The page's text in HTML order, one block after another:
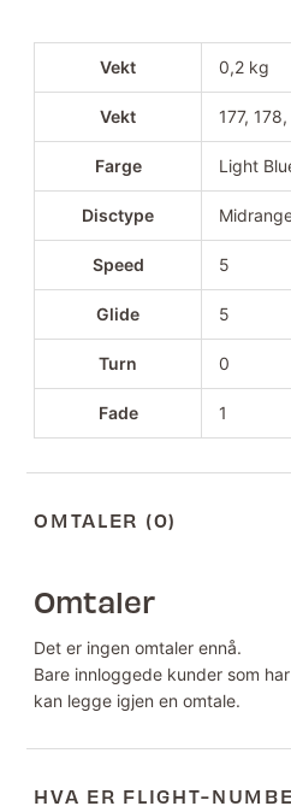
Vekt 0,2 kg
Vekt 177,
Farge Light
Disctype
Speed 5
Glide 5
Turn 0
Fade 1
OMTALER (0)
Omtaler
Det er ingen omtaler ennå.
Bare innloggede kunder som
kan legge igjen en omtale.
HVA ER FLIGHT-